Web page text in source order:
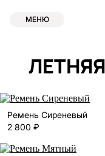
МЕНЮ
Ремень Сиреневый
2 800 ₽